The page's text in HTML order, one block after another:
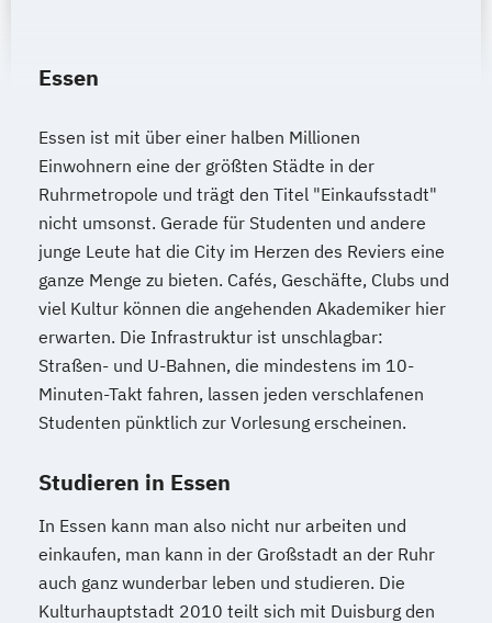
Essen
Essen ist mit über einer halben Millionen
Einwohnern eine der größten Städte in der
Ruhrmetropole und trägt den Titel "Einkaufsstadt"
nicht umsonst. Gerade für Studenten und andere
junge Leute hat die City im Herzen des Reviers eine
ganze Menge zu bieten. Cafés, Geschäfte, Clubs und
viel Kultur können die angehenden Akademiker hier
erwarten. Die Infrastruktur ist unschlagbar:
Straßen- und U-Bahnen, die mindestens im 10-
Minuten-Takt fahren, lassen jeden verschlafenen
Studenten pünktlich zur Vorlesung erscheinen.
Studieren in Essen
In Essen kann man also nicht nur arbeiten und
einkaufen, man kann in der Großstadt an der Ruhr
auch ganz wunderbar leben und studieren. Die
Kulturhauptstadt 2010 teilt sich mit Duisburg den